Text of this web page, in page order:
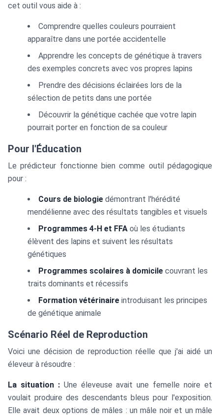
cet outil vous aide à :
Comprendre quelles couleurs pourraient
apparaître dans une portée accidentelle
Apprendre les concepts de génétique à travers
des exemples concrets avec vos propres lapins
Prendre des décisions éclairées lors de la
sélection de petits dans une portée
Découvrir la génétique cachée que votre lapin
pourrait porter en fonction de sa couleur
Pour l'Éducation
Le prédicteur fonctionne bien comme outil pédagogique
pour :
Cours de biologie démontrant l'hérédité
mendélienne avec des résultats tangibles et visuels
Programmes 4-H et FFA où les étudiants
élèvent des lapins et suivent les résultats
génétiques
Programmes scolaires à domicile couvrant les
traits dominants et récessifs
Formation vétérinaire introduisant les principes
de génétique animale
Scénario Réel de Reproduction
Voici une décision de reproduction réelle que j'ai aidé un
éleveur à résoudre :
La situation :Une éleveuse avait une femelle noire et
voulait produire des descendants bleus pour l'exposition.
Elle avait deux options de mâles : un mâle noir et un mâle